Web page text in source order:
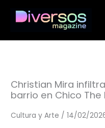
Christian Mira
barrio en Chico The
Cultura y Arte /14/02/